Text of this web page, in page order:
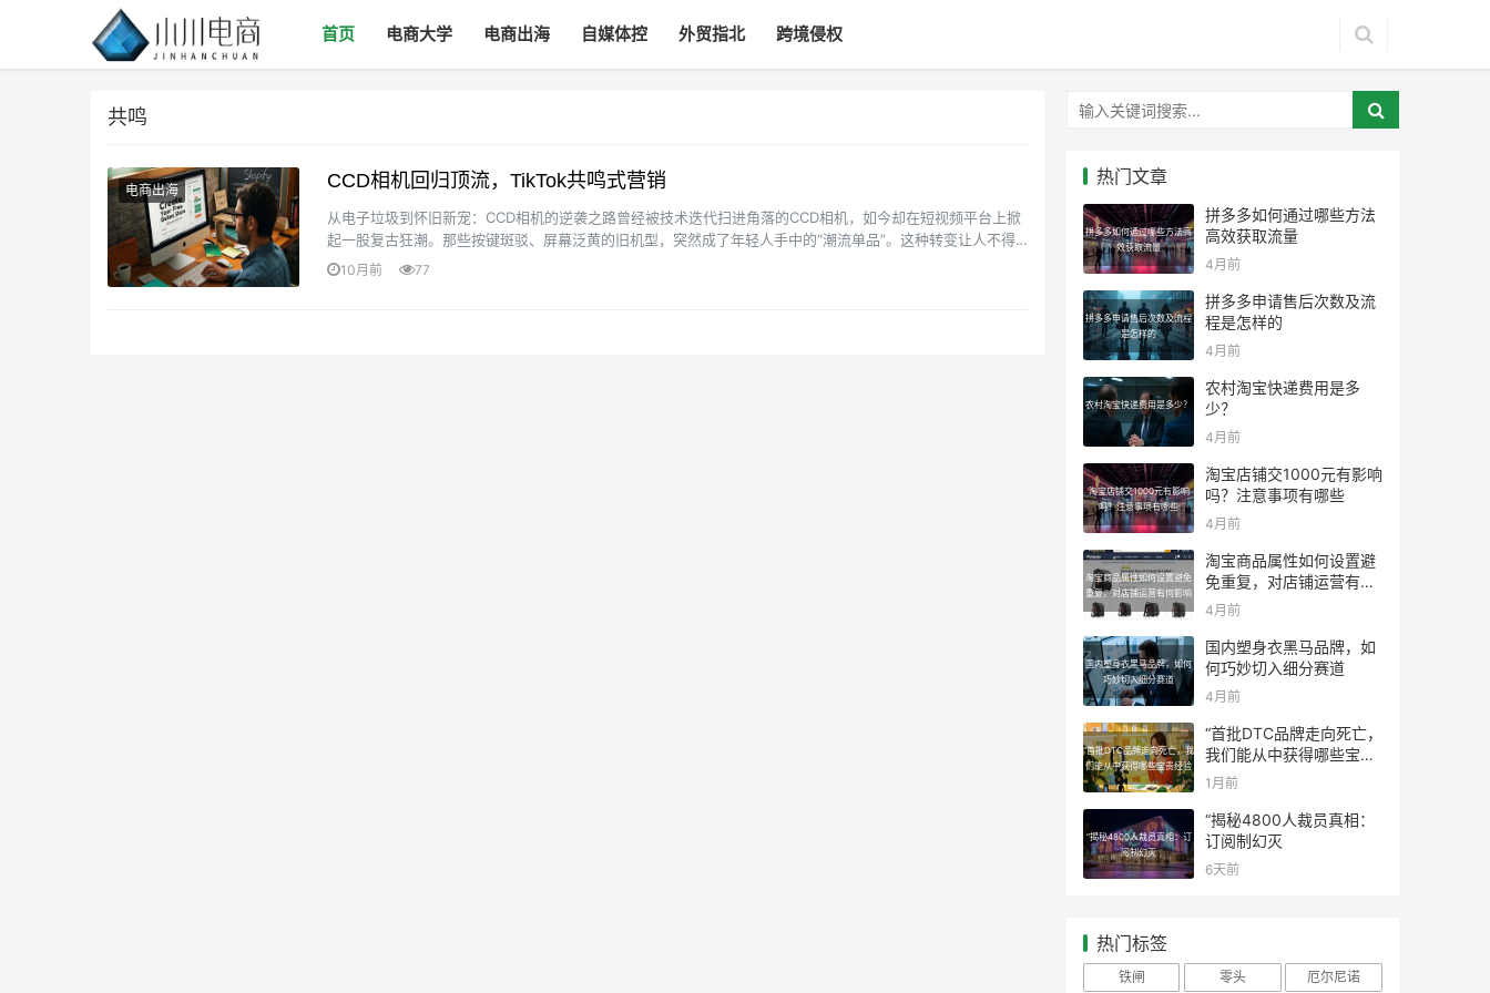
首页 电商大学 电商出海 自媒体控 外贸指北 跨境侵权
共鸣
电商出海 CCD相机回归顶流，TikTok共鸣式营销
从电子垃圾到怀旧新宠：CCD相机的逆袭之路曾经被技术迭代扫进角落的CCD相机，如今却在短视频平台上掀
起一股复古狂潮。那些按键斑驳、屏幕泛黄的旧机型，突然成了年轻人手中的“潮流单品”。这种转变让人不得
不思考：到底是产品本身的魅力， 还是营销手···
10月前 77
热门文章
拼多多如何通过哪些方法高
效获取流量
拼多多如何通过哪些方法
高效获取流量
4月前
拼多多申请售后次数及流程
是怎样的
拼多多申请售后次数及流
程是怎样的
4月前
农村淘宝快递费用是多少？
农村淘宝快递费用是多
少？
4月前
淘宝店铺交1000元有影响
吗？注意事项有哪些
淘宝店铺交1000元有影响
吗？注意事项有哪些
4月前
淘宝商品属性如何设置避免
重复，对店铺运营有何影响
淘宝商品属性如何设置避
免重复，对店铺运营有何
影响
4月前
国内塑身衣黑马品牌，如何
巧妙切入细分赛道
国内塑身衣黑马品牌，如
何巧妙切入细分赛道
4月前
“首批DTC品牌走向死亡，我
们能从中获得哪些宝贵经验
“首批DTC品牌走向死亡，
我们能从中获得哪些宝贵
经验
1月前
“揭秘4800人裁员真相：订
阅制幻灭
“揭秘4800人裁员真相：
订阅制幻灭
6天前
热门标签
铁闸 零头 厄尔尼诺